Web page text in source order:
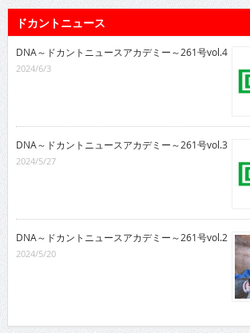
ドカントニュース
DNA～ドカントニュースアカデミー～261号vol.4
2024/6/3
DNA～ドカントニュースアカデミー～261号vol.3
2024/5/27
DNA～ドカントニュースアカデミー～261号vol.2
2024/5/20